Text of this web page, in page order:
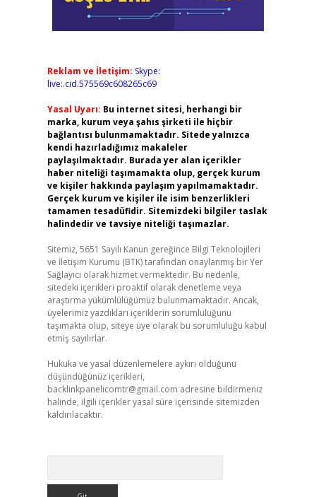
Reklam ve İletişim: Skype:
live:.cid.575569c608265c69
Yasal Uyarı: Bu internet sitesi, herhangi bir
marka, kurum veya şahıs şirketi ile hiçbir
bağlantısı bulunmamaktadır. Sitede yalnızca
kendi hazırladığımız makaleler
paylaşılmaktadır. Burada yer alan içerikler
haber niteliği taşımamakta olup, gerçek kurum
ve kişiler hakkında paylaşım yapılmamaktadır.
Gerçek kurum ve kişiler ile isim benzerlikleri
tamamen tesadüfidir. Sitemizdeki bilgiler taslak
halindedir ve tavsiye niteliği taşımazlar.
Sitemiz, 5651 Sayılı Kanun gereğince Bilgi Teknolojileri
ve İletişim Kurumu (BTK) tarafından onaylanmış bir Yer
Sağlayıcı olarak hizmet vermektedir. Bu nedenle,
sitedeki içerikleri proaktif olarak denetleme veya
araştırma yükümlülüğümüz bulunmamaktadır. Ancak,
üyelerimiz yazdıkları içeriklerin sorumluluğunu
taşımakta olup, siteye üye olarak bu sorumluluğu kabul
etmiş sayılırlar.
Hukuka ve yasal düzenlemelere aykırı olduğunu
düşündüğünüz içerikleri,
backlinkpanelicomtr@gmail.com adresine bildirmeniz
halinde, ilgili içerikler yasal süre içerisinde sitemizden
kaldırılacaktır.